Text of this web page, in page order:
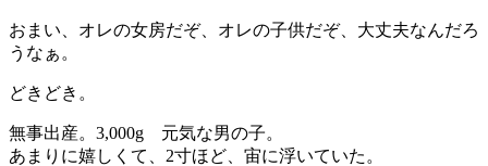
おまい、オレの女房だぞ、オレの子供だぞ、大丈夫なんだろ
うなぁ。
どきどき。
無事出産。3,000g 元気な男の子。
あまりに嬉しくて、2寸ほど、宙に浮いていた。